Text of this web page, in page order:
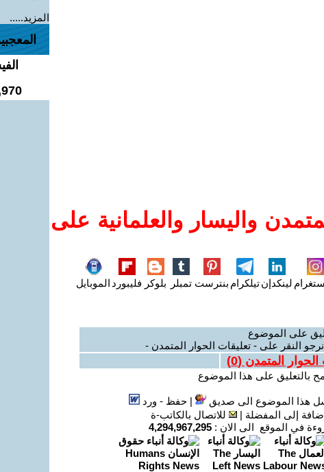
واليسار والعلمانية على
لينكدإنتيلكرام بنترست تمبلر بلوكر فليبورد الموبايل
على الموضوع
النقر على - تعليقات الحوار المتمدن -
الحوار المتمدن (0
)
بالتعليق على هذا الموضوع
هذا الموضوع الى صديق |حفظ - ورد
إلى المفضلة |
للاتصال بالكاتب-ة
في الموقع الى الان : 4,294,967,295
المزيد.....